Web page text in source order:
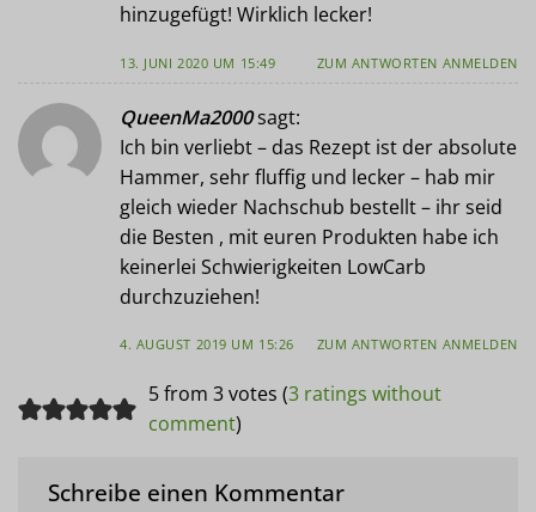
hinzugefügt! Wirklich lecker!
13. JUNI 2020 UM 15:49 ZUM ANTWORTEN ANMELDEN
QueenMa2000sagt:
Ich bin verliebt – das Rezept ist der absolute
Hammer, sehr fluffig und lecker – hab mir
gleich wieder Nachschub bestellt – ihr seid
die Besten , mit euren Produkten habe ich
keinerlei Schwierigkeiten LowCarb
durchzuziehen!
4. AUGUST 2019 UM 15:26 ZUM ANTWORTEN ANMELDEN
5 from 3 votes (3 ratings without
comment)
Schreibe einen Kommentar